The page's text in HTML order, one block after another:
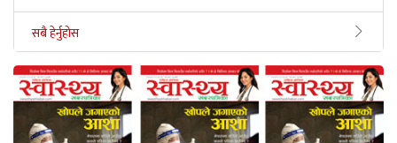
सबै हेर्नुहोस